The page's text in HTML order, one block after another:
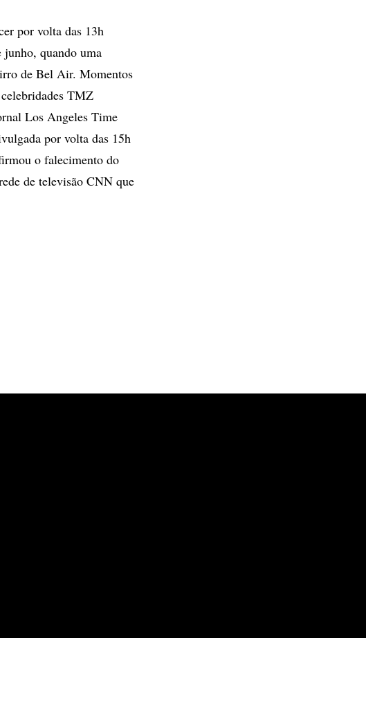
por volta das 13h
quando uma
de Bel Air. Momentos
TMZ
Los Angeles Time
por volta das 15h
o falecimento do
de televisão CNN que